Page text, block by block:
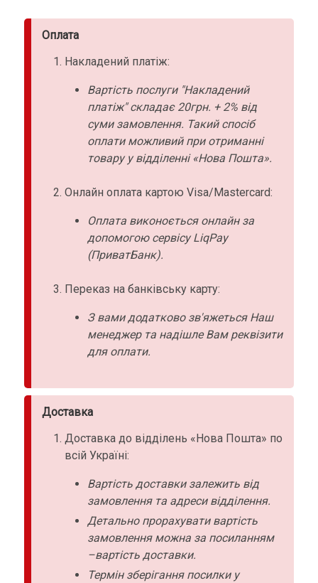
Оплата
Накладений платіж:
Вартість послуги "Накладений
платіж" складає 20грн. + 2% від
суми замовлення. Такий спосіб
оплати можливий при отриманні
товару у відділенні «Нова Пошта».
Онлайн оплата картою Visa/Mastercard:
Оплата виконоється онлайн за
допомогою сервісу LiqPay
(ПриватБанк).
Переказ на банківську карту:
З вами додатково зв'яжеться Наш
менеджер та надішле Вам реквізити
для оплати.
Доставка
Доставка до відділень «Нова Пошта» по
всій Україні:
Вартість доставки залежить від
замовлення та адреси відділення.
Детально прорахувати вартість
замовлення можна за посиланням
–вартість доставки.
Термін зберігання посилки у